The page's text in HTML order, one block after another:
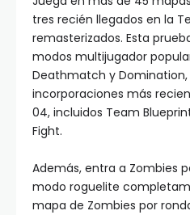
tres recién llegados en la
remasterizados. Esta
modos multijugador
Deathmatch y
incorporaciones más
04, incluidos Team
Fight.
Además, entra a Zombies
modo roguelite
mapa de Zombies por